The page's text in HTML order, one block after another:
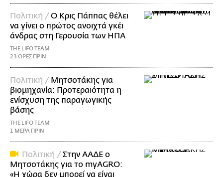
Πολιτική /Ο Κρις Πάππας θέλει
να γίνει ο πρώτος ανοιχτά γκέι
άνδρας στη Γερουσία των ΗΠΑ
THE LIFO TEAM
23 ΩΡΕΣ ΠΡΙΝ
Πολιτική / Μητσοτάκης για
βιομηχανία: Προτεραιότητα η
ενίσχυση της παραγωγικής
βάσης
THE LIFO TEAM
1 ΜΕΡΑ ΠΡΙΝ
Πολιτική /Στην ΑΑΔΕ ο
Μητσοτάκης για το myAGRO:
«Η χώρα δεν μπορεί να είναι